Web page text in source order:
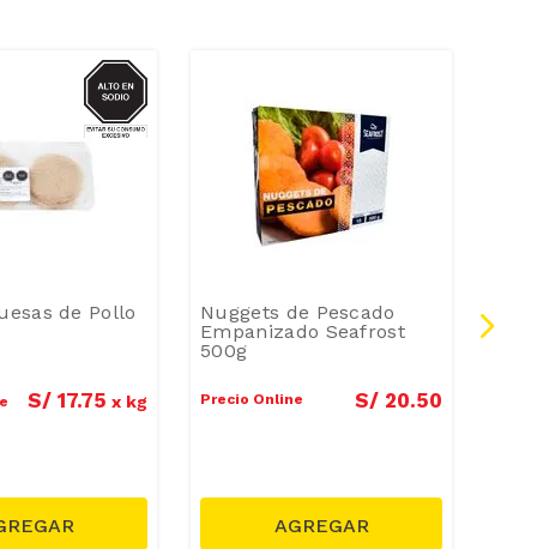
SODIO
de Pollo
S/ 17.75 x kg
Nuggets de Pescado
Empanizado Seafrost
500g
Precio Online S/ 20.50